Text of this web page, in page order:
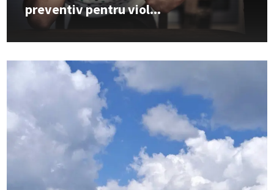
preventiv pentru viol...